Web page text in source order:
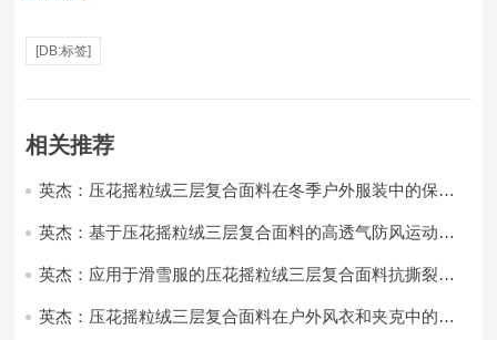
[DB:标签]
相关推荐
英杰：压花摇粒绒三层复合面料在冬季户外服装中的保暖
英杰：基于压花摇粒绒三层复合面料的高透气防风运动服
英杰：应用于滑雪服的压花摇粒绒三层复合面料抗撕裂与
英杰：压花摇粒绒三层复合面料在户外风衣和夹克中的应